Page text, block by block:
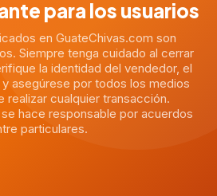
para los usuarios
en GuateChivas.com son
Siempre tenga cuidado al cerrar
la identidad del vendedor, el
asegúrese por todos los medios
realizar cualquier transacción.
hace responsable por acuerdos
particulares.